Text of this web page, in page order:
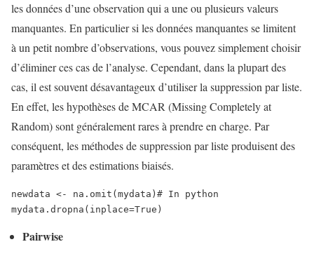
les données d’une observation qui a une ou plusieurs valeurs
manquantes. En particulier si les données manquantes se limitent
à un petit nombre d’observations, vous pouvez simplement choisir
d’éliminer ces cas de l’analyse. Cependant, dans la plupart des
cas, il est souvent désavantageux d’utiliser la suppression par liste.
En effet, les hypothèses de MCAR (Missing Completely at
Random) sont généralement rares à prendre en charge. Par
conséquent, les méthodes de suppression par liste produisent des
paramètres et des estimations biaisés.
newdata <- na.omit(mydata) # In python
mydata.dropna(inplace=True)
Pairwise